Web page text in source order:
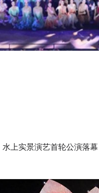
上实景演艺首轮公演落